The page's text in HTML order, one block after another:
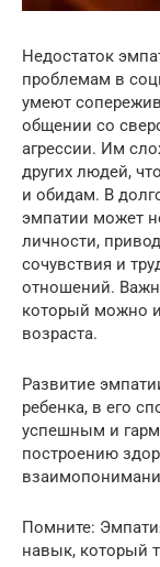
Недостаток
проблемам в
умеют
общении со
агрессии. Им
других людей,
и обидам. В
эмпатии может
личности,
сочувствия и
отношений.
который можно
возраста.
Развитие
ребенка, в его
успешным и
построению
Помните:
навык, который